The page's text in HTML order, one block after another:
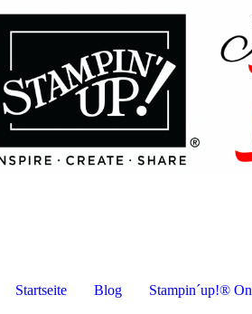
Startseite Blog Stampin´up!®